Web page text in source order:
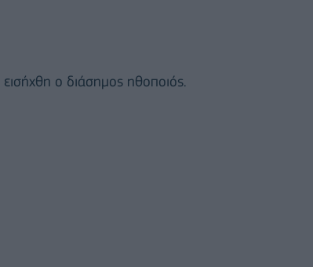
εισήχθη ο διάσημος ηθοποιός.